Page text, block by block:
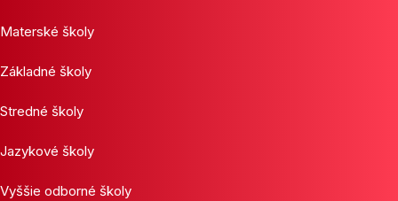
Materské školy
Základné školy
Stredné školy
Jazykové školy
Vyššie odborné školy